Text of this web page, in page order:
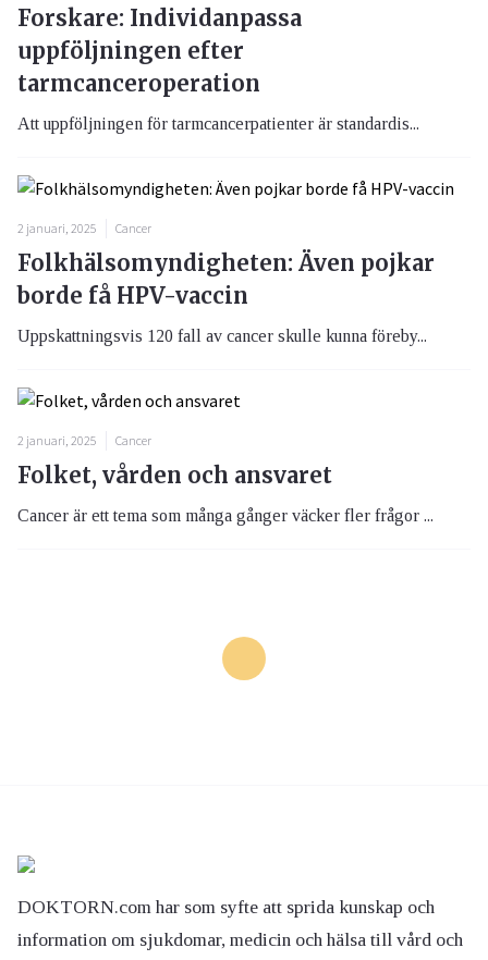
Forskare: Individanpassa
uppföljningen efter
tarmcanceroperation
Att uppföljningen för tarmcancerpatienter är standardis...
2 januari, 2025 Cancer
Folkhälsomyndigheten: Även pojkar
borde få HPV-vaccin
Uppskattningsvis 120 fall av cancer skulle kunna föreby...
2 januari, 2025 Cancer
Folket, vården och ansvaret
Cancer är ett tema som många gånger väcker fler frågor ...
DOKTORN.com har som syfte att sprida kunskap och
information om sjukdomar, medicin och hälsa till vård och